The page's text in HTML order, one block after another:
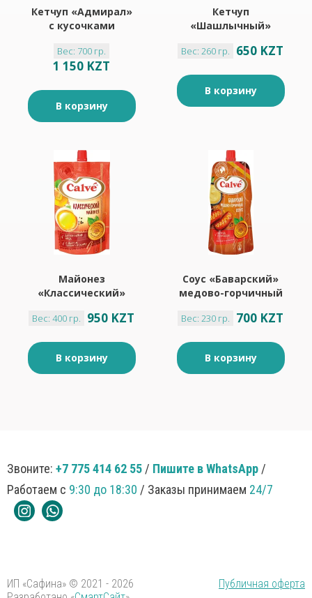
Кетчуп «Адмирал»
с кусочками
«Балтимор», 700 г
Вес: 700 гр.
1 150 KZT
В корзину
Кетчуп
«Шашлычный»
Вес: 260 гр. 650 KZT
В корзину
Майонез
«Классический»
Вес: 400 гр. 950 KZT
В корзину
Соус «Баварский»
медово-горчичный
Вес: 230 гр. 700 KZT
В корзину
Звоните: +7 775 414 62 55 / Пишите в WhatsApp /
Работаем с 9:30 до 18:30 / Заказы принимаем 24/7
ИП «Сафина» © 2021 - 2026
Публичная оферта